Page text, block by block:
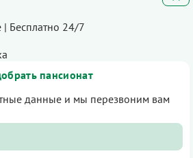
| Бесплатно 24/7
пансионат
данные и мы перезвоним вам